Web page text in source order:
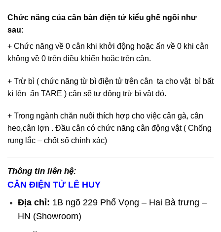
Chức năng của cân bàn điện tử kiểu ghế ngồi như
sau:
+ Chức năng về 0 cân khi khởi động hoặc ấn về 0 khi cân
không về 0 trên điều khiển hoặc trên cân.
+ Trừ bì ( chức năng từ bì điện tử trên cân ta cho vật bì bất
kì lên ấn TARE ) cân sẽ tự động trừ bì vật đó.
+ Trong ngành chăn nuôi thích hợp cho việc cân gà, cân
heo,cân lợn . Đầu cân có chức năng cân động vật ( Chống
rung lắc – chốt số chính xác)
Thông tin liên hệ:
CÂN ĐIỆN TỬ LÊ HUY
Địa chỉ: 1B ngõ 229 Phố Vọng – Hai Bà trưng –
HN (Showroom)